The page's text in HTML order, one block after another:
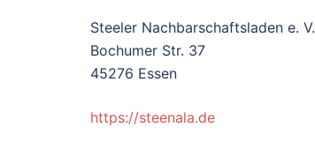
​Steeler Nachbarschaftsladen e. V.
Bochumer Str. 37
45276 Essen
https://steenala.de